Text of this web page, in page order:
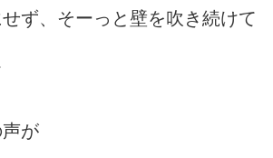
ず、そーっと壁を吹き続けて
が